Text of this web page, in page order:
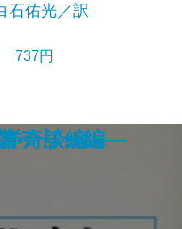
集(II)―
ンの冒険
石佑光／訳
737円
奇談編―
―
テリー編―